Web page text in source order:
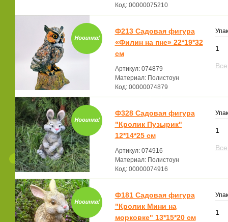
Код: 00000075210
Ф213 Садовая фигура
«Филин на пне» 22*19*32
см
Артикул: 074879
Материал: Полистоун
Код: 00000074879
1
Ф328 Садовая фигура
"Кролик Пузырик"
12*14*25 см
Артикул: 074916
Материал: Полистоун
Код: 00000074916
1
Ф181 Садовая фигура
"Кролик Мини на
морковке" 13*15*20 см
1